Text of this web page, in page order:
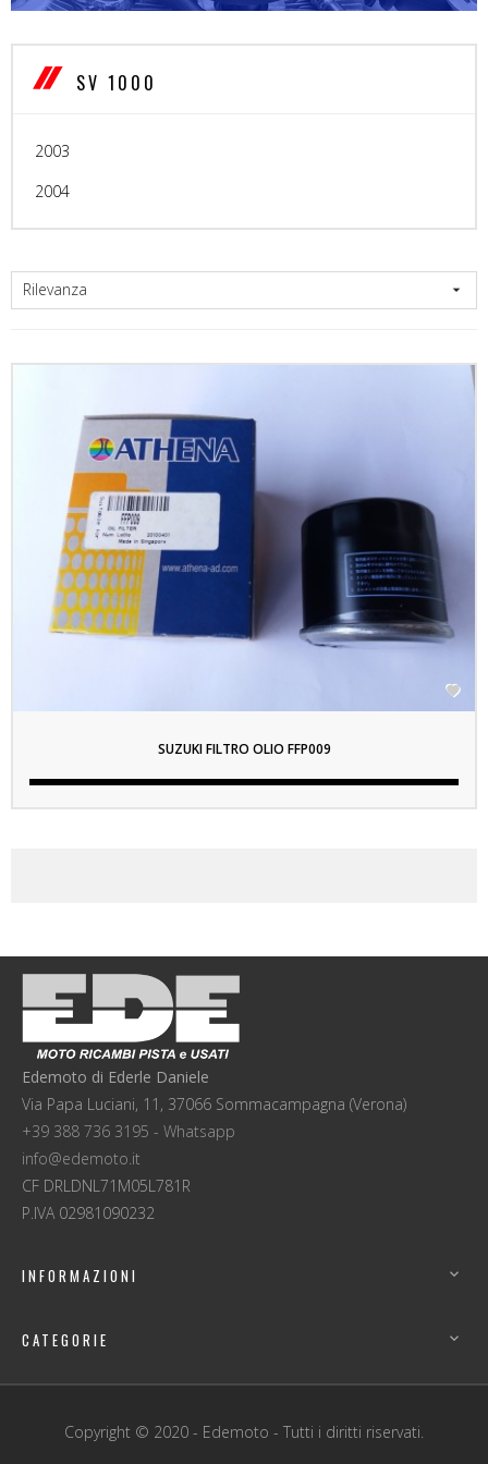
SV 1000
2003
2004
Rilevanza 

SUZUKI FILTRO OLIO FFP009
Edemoto di Ederle Daniele
Via Papa Luciani, 11, 37066 Sommacampagna (Verona)
+39 388 736 3195 - Whatsapp
info@edemoto.it
CF DRLDNL71M05L781R
P.IVA 02981090232
INFORMAZIONI 
CATEGORIE 
Copyright © 2020 - Edemoto - Tutti i diritti riservati.